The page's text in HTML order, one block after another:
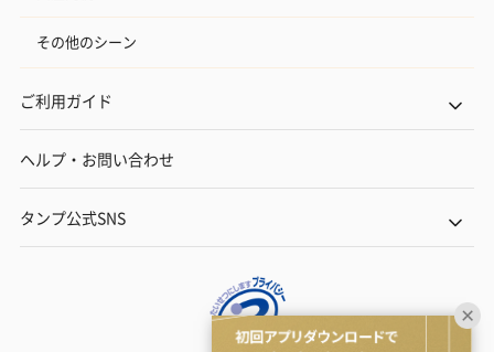
その他のシーン
ご利用ガイド
ヘルプ・お問い合わせ
タンプ公式SNS